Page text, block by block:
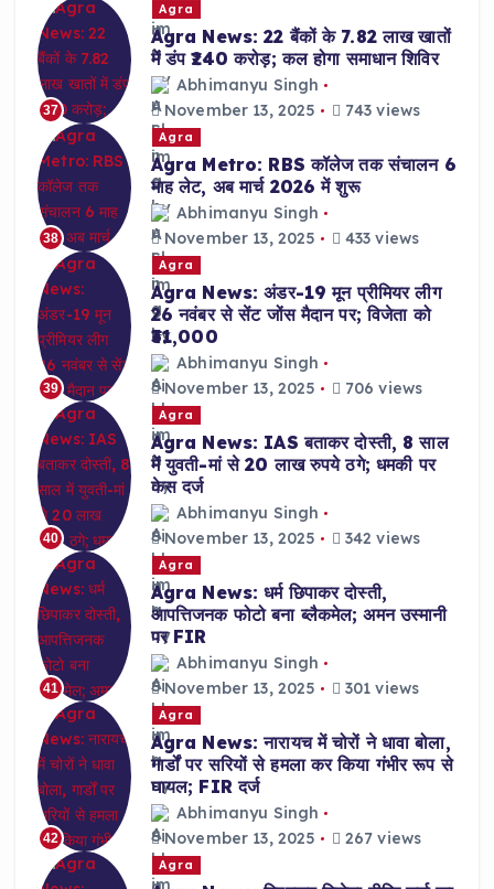
37
Agra
Agra News: 22 बैंकों के 7.82 लाख खातों
में डंप ₹240 करोड़; कल होगा समाधान शिविर
Abhimanyu Singh
November 13, 2025
743 views
38
Agra
Agra Metro: RBS कॉलेज तक संचालन 6
माह लेट, अब मार्च 2026 में शुरू
Abhimanyu Singh
November 13, 2025
433 views
39
Agra
Agra News: अंडर-19 मून प्रीमियर लीग
26 नवंबर से सेंट जोंस मैदान पर; विजेता को
₹31,000
Abhimanyu Singh
November 13, 2025
706 views
40
Agra
Agra News: IAS बताकर दोस्ती, 8 साल
में युवती-मां से 20 लाख रुपये ठगे; धमकी पर
केस दर्ज
Abhimanyu Singh
November 13, 2025
342 views
41
Agra
Agra News: धर्म छिपाकर दोस्ती,
आपत्तिजनक फोटो बना ब्लैकमेल; अमन उस्मानी
पर FIR
Abhimanyu Singh
November 13, 2025
301 views
42
Agra
Agra News: नारायच में चोरों ने धावा बोला,
गार्डों पर सरियों से हमला कर किया गंभीर रूप से
घायल; FIR दर्ज
Abhimanyu Singh
November 13, 2025
267 views
Agra